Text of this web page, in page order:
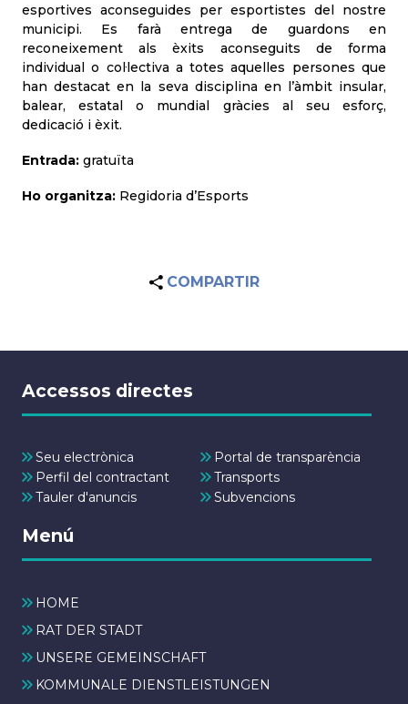
esportives aconseguides per esportistes del nostre
municipi. Es farà entrega de guardons en
reconeixement als èxits aconseguits de forma
individual o col·lectiva a totes aquelles persones que
han destacat en la seva disciplina en l’àmbit insular,
balear, estatal o mundial gràcies al seu esforç,
dedicació i èxit.
Entrada: gratuïta
Ho organitza: Regidoria d’Esports
COMPARTIR
Accessos directes
Seu electrònica
Portal de transparència
Perfil del contractant
Transports
Tauler d'anuncis
Subvencions
Menú
HOME
RAT DER STADT
UNSERE GEMEINSCHAFT
KOMMUNALE DIENSTLEISTUNGEN